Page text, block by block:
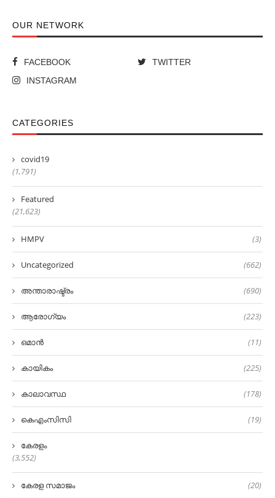
OUR NETWORK
FACEBOOK
TWITTER
INSTAGRAM
CATEGORIES
covid19
(1,791)
Featured
(21,623)
HMPV (3)
Uncategorized (662)
അന്താരാഷ്ട്രം (690)
ആരോഗ്യം (223)
ഒമാൻ (11)
കായികം (225)
കാലാവസ്ഥ (178)
കെഎംസിസി (19)
കേരളം
(3,552)
കേരള സമാജം (20)